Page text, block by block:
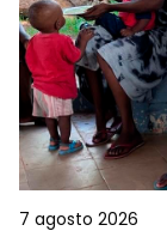
7 agosto 2026